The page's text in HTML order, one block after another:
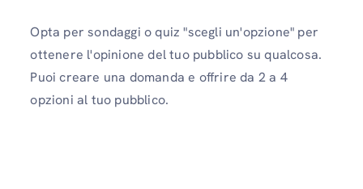
Opta per sondaggi o quiz "scegli un'opzione" per
ottenere l'opinione del tuo pubblico su qualcosa.
Puoi creare una domanda e offrire da 2 a 4
opzioni al tuo pubblico.